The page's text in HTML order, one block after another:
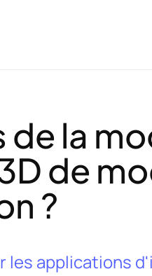
de la
de
?
les applications